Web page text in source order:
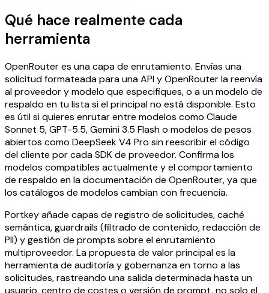
Qué hace realmente cada
herramienta
OpenRouter es una capa de enrutamiento. Envías una
solicitud formateada para una API y OpenRouter la reenvía
al proveedor y modelo que especifiques, o a un modelo de
respaldo en tu lista si el principal no está disponible. Esto
es útil si quieres enrutar entre modelos como Claude
Sonnet 5, GPT-5.5, Gemini 3.5 Flash o modelos de pesos
abiertos como DeepSeek V4 Pro sin reescribir el código
del cliente por cada SDK de proveedor. Confirma los
modelos compatibles actualmente y el comportamiento
de respaldo en la documentación de OpenRouter, ya que
los catálogos de modelos cambian con frecuencia.
Portkey añade capas de registro de solicitudes, caché
semántica, guardrails (filtrado de contenido, redacción de
PII) y gestión de prompts sobre el enrutamiento
multiproveedor. La propuesta de valor principal es la
herramienta de auditoría y gobernanza en torno a las
solicitudes, rastreando una salida determinada hasta un